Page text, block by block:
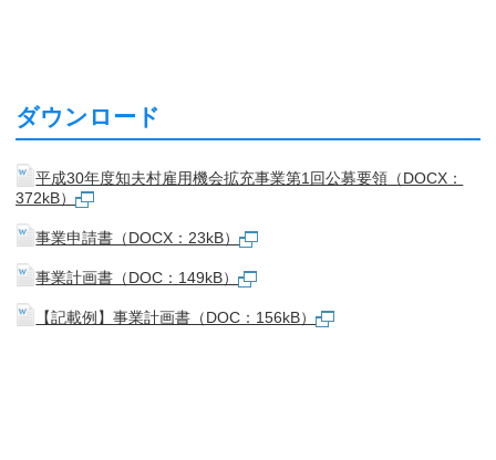
ダウンロード
平成30年度知夫村雇用機会拡充事業第1回公募要領（DOCX：
372kB）
事業申請書（DOCX：23kB）
事業計画書（DOC：149kB）
【記載例】事業計画書（DOC：156kB）